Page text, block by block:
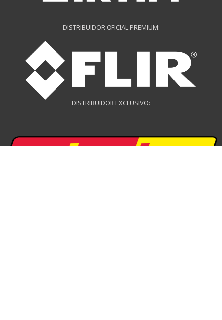
DISTRIBUIDOR OFICIAL PREMIUM:
DISTRIBUIDOR EXCLUSIVO: